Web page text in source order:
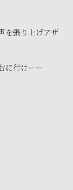
を張り上げアザ
に行けーー